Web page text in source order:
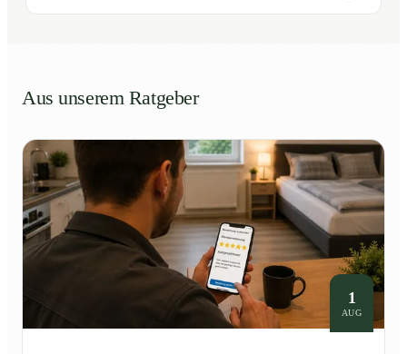
Aus unserem Ratgeber
1
AUG